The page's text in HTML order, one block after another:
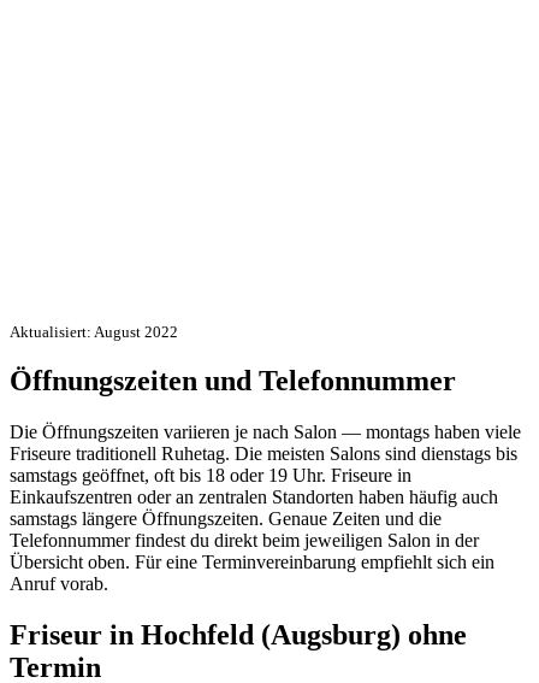
Aktualisiert: August 2022
Öffnungszeiten und Telefonnummer
Die Öffnungszeiten variieren je nach Salon — montags haben viele
Friseure traditionell Ruhetag. Die meisten Salons sind dienstags bis
samstags geöffnet, oft bis 18 oder 19 Uhr. Friseure in
Einkaufszentren oder an zentralen Standorten haben häufig auch
samstags längere Öffnungszeiten. Genaue Zeiten und die
Telefonnummer findest du direkt beim jeweiligen Salon in der
Übersicht oben. Für eine Terminvereinbarung empfiehlt sich ein
Anruf vorab.
Friseur in Hochfeld (Augsburg) ohne
Termin